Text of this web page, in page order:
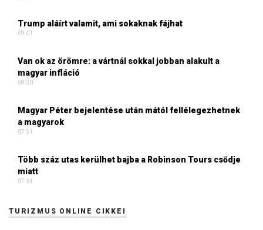
Trump aláírt valamit, ami sokaknak fájhat
09:01
Van ok az örömre: a vártnál sokkal jobban alakult a
magyar infláció
08:30
Magyar Péter bejelentése után mától fellélegezhetnek
a magyarok
07:51
Több száz utas kerülhet bajba a Robinson Tours csődje
miatt
07:34
TURIZMUS ONLINE CIKKEI